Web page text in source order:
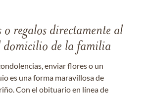
regalos directamente al
domicilio de la familia
enviar flores o un
es una forma maravillosa de
Con el obituario en línea de